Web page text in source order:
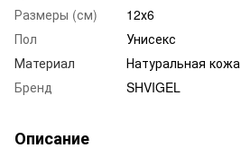
Размеры (см)
12х6
Пол
Унисекс
Материал
Натуральная кожа
Бренд
SHVIGEL
Описание